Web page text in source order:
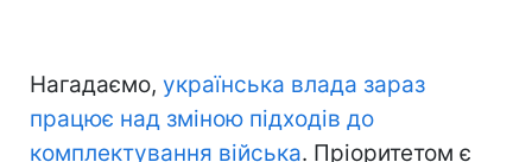
Нагадаємо, українська влада зараз
працює над зміною підходів до
комплектування війська. Пріоритетом є